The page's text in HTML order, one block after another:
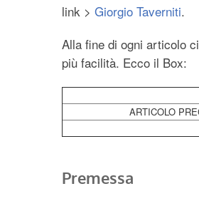
link > Giorgio Taverniti.
Alla fine di ogni articolo
più facilità. Ecco il Box:
ARTICOLO
Premessa